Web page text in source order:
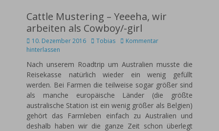
Cattle Mustering – Yeeeha, wir
arbeiten als Cowboy/-girl
Posted
on
10. Dezember 2016 Autor
Tobias
Kommentar
hinterlassen
Nach unserem Roadtrip um Australien musste die
Reisekasse natürlich wieder ein wenig gefüllt
werden. Bei Farmen die teilweise sogar größer sind
als manche europäische Länder (die größte
australische Station ist ein wenig größer als Belgien)
gehört das Farmleben einfach zu Australien und
deshalb haben wir die ganze Zeit schon überlegt